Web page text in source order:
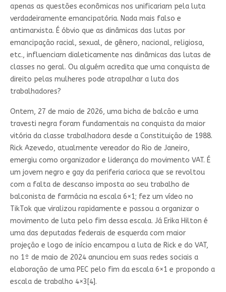
apenas as questões econômicas nos unificariam pela luta
verdadeiramente emancipatória. Nada mais falso e
antimarxista. É óbvio que as dinâmicas das lutas por
emancipação racial, sexual, de gênero, nacional, religiosa,
etc., influenciam dialeticamente nas dinâmicas das lutas de
classes no geral. Ou alguém acredita que uma conquista de
direito pelas mulheres pode atrapalhar a luta dos
trabalhadores?
Ontem, 27 de maio de 2026, uma bicha de balcão e uma
travesti negra foram fundamentais na conquista da maior
vitória da classe trabalhadora desde a Constituição de 1988.
Rick Azevedo, atualmente vereador do Rio de Janeiro,
emergiu como organizador e liderança do movimento VAT. É
um jovem negro e gay da periferia carioca que se revoltou
com a falta de descanso imposta ao seu trabalho de
balconista de farmácia na escala 6×1; fez um vídeo no
TikTok que viralizou rapidamente e passou a organizar o
movimento de luta pelo fim dessa escala. Já Erika Hilton é
uma das deputadas federais de esquerda com maior
projeção e logo de início encampou a luta de Rick e do VAT,
no 1º de maio de 2024 anunciou em suas redes sociais a
elaboração de uma PEC pelo fim da escala 6×1 e propondo a
escala de trabalho 4×3[4].